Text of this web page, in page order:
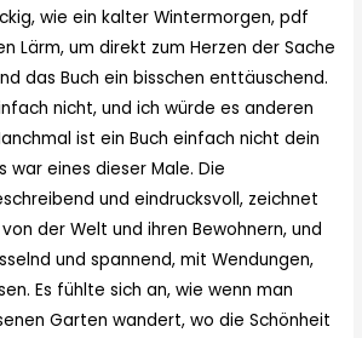
wie ein kalter Wintermorgen, pdf
Lärm, um direkt zum Herzen der Sache
das Buch ein bisschen enttäuschend.
nicht, und ich würde es anderen
ist ein Buch einfach nicht dein
war eines dieser Male. Die
und eindrucksvoll, zeichnet
der Welt und ihren Bewohnern, und
und spannend, mit Wendungen,
Es fühlte sich an, wie wenn man
Garten wandert, wo die Schönheit